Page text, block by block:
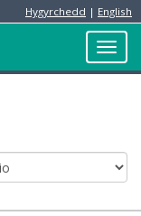
Hygyrchedd | English